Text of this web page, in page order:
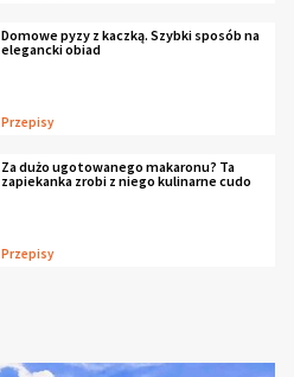
Domowe pyzy z kaczką. Szybki sposób na
elegancki obiad
Przepisy
Za dużo ugotowanego makaronu? Ta
zapiekanka zrobi z niego kulinarne cudo
Przepisy